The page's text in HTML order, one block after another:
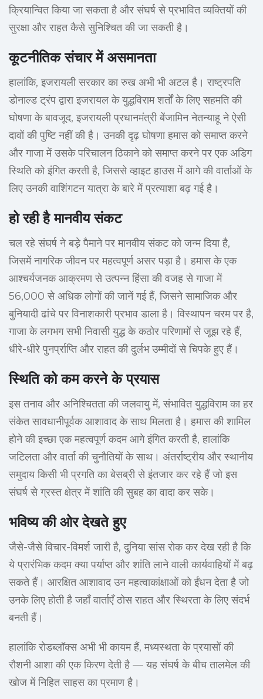
क्रियान्वित किया जा सकता है और संघर्ष से प्रभावित व्यक्तियों की
सुरक्षा और राहत कैसे सुनिश्चित की जा सकती है।
कूटनीतिक संचार में असमानता
हालांकि, इजरायली सरकार का रुख अभी भी अटल है। राष्ट्रपति
डोनाल्ड ट्रंप द्वारा इजरायल के युद्धविराम शर्तों के लिए सहमति की
घोषणा के बावजूद, इजरायली प्रधानमंत्री बेंजामिन नेतन्याहू ने ऐसी
दावों की पुष्टि नहीं की है। उनकी दृढ़ घोषणा हमास को समाप्त करने
और गाजा में उसके परिचालन ठिकाने को समाप्त करने पर एक अडिग
स्थिति को इंगित करती है, जिससे व्हाइट हाउस में आगे की वार्ताओं के
लिए उनकी वाशिंगटन यात्रा के बारे में प्रत्याशा बढ़ गई है।
हो रही है मानवीय संकट
चल रहे संघर्ष ने बड़े पैमाने पर मानवीय संकट को जन्म दिया है,
जिसमें नागरिक जीवन पर महत्वपूर्ण असर पड़ा है। हमास के एक
आश्चर्यजनक आक्रमण से उत्पन्न हिंसा की वजह से गाजा में
56,000 से अधिक लोगों की जानें गई हैं, जिसने सामाजिक और
बुनियादी ढांचे पर विनाशकारी प्रभाव डाला है। विस्थापन चरम पर है,
गाजा के लगभग सभी निवासी युद्ध के कठोर परिणामों से जूझ रहे हैं,
धीरे-धीरे पुनर्प्राप्ति और राहत की दुर्लभ उम्मीदों से चिपके हुए हैं।
स्थिति को कम करने के प्रयास
इस तनाव और अनिश्चितता की जलवायु में, संभावित युद्धविराम का हर
संकेत सावधानीपूर्वक आशावाद के साथ मिलता है। हमास की शामिल
होने की इच्छा एक महत्वपूर्ण कदम आगे इंगित करती है, हालांकि
जटिलता और वार्ता की चुनौतियों के साथ। अंतर्राष्ट्रीय और स्थानीय
समुदाय किसी भी प्रगति का बेसब्री से इंतजार कर रहे हैं जो इस
संघर्ष से ग्रस्त क्षेत्र में शांति की सुबह का वादा कर सके।
भविष्य की ओर देखते हुए
जैसे-जैसे विचार-विमर्श जारी है, दुनिया सांस रोक कर देख रही है कि
ये प्रारंभिक कदम क्या पर्याप्त और शांति लाने वाली कार्यवाहियों में बढ़
सकते हैं। आरक्षित आशावाद उन महत्वाकांक्षाओं को ईंधन देता है जो
उनके लिए होती है जहाँ वार्ताएँ ठोस राहत और स्थिरता के लिए संदर्भ
बनती हैं।
हालांकि रोडब्लॉक्स अभी भी कायम हैं, मध्यस्थता के प्रयासों की
रौशनी आशा की एक किरण देती है — यह संघर्ष के बीच तालमेल की
खोज में निहित साहस का प्रमाण है।